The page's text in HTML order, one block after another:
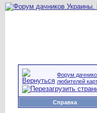
Форум
любителей
Справка